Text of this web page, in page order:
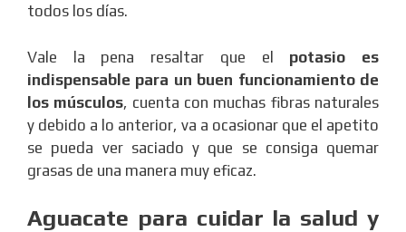
todos los días.
Vale la pena resaltar que el potasio es
indispensable para un buen funcionamiento de
los músculos, cuenta con muchas fibras naturales
y debido a lo anterior, va a ocasionar que el apetito
se pueda ver saciado y que se consiga quemar
grasas de una manera muy eficaz.
Aguacate para cuidar la salud y